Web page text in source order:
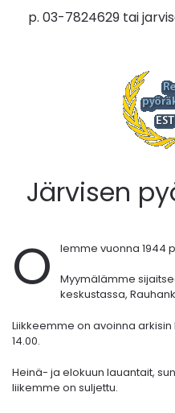
p. 03-7824629 tai
Järvisen
O
lemme vuonna 1944
Myymälämme
keskustassa,
Liikkeemme on avoinna arkisin
14.00.
Heinä- ja elokuun lauantait,
liikemme on suljettu.